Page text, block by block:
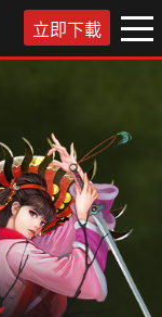
立即下載